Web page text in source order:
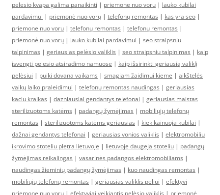
pelesio kvapa galima panaikinti | priemone nuo voru | lauko kubilai
pardavimui | priemonė nuo vorų | telefonų remontas | kas yra seo |
priemone nuo voru | telefonų remontas | telefonų remontas |
priemonė nuo vorų | lauko kubilai pardavimui | seo straipsniu
talpinimas | geriausias pelėsio valiklis | seo straipsniu talpinimas | kaip
isvengti pelesio atsiradimo namuose | kaip išsirinkti geriausią valiklį
pelėsiui | puiki dovana vaikams | smagiam žaidimui kieme | aikštelės
vaikų laiko praleidimui | telefonų remontas naudingas | geriausias
kaciu kraikas | dazniausiai gendantys telefonai | geriausias maistas
sterilizuotoms katėms | padangų žymėjimas | mobiliųjų telefonų
remontas | sterilizuotoms katėms geriausias | kiek kainuoja kubilai |
dažnai gendantys telefonai | geriausias vonios valiklis | elektromobiliu
ikrovimo stoteliu pletra lietuvoje | lietuvoje daugeja stoteliu | padangų
žymėjimas reikalingas | vasarinės padangos elektromobiliams |
naudingas žieminių padangų žymėjimas | kuo naudingas remontas |
mobiliųjų telefonų remontas | geriausias valiklis peliui | efektyvi